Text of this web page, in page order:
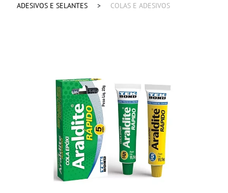
ADESIVOS E SELANTES
COLAS E ADESIVOS